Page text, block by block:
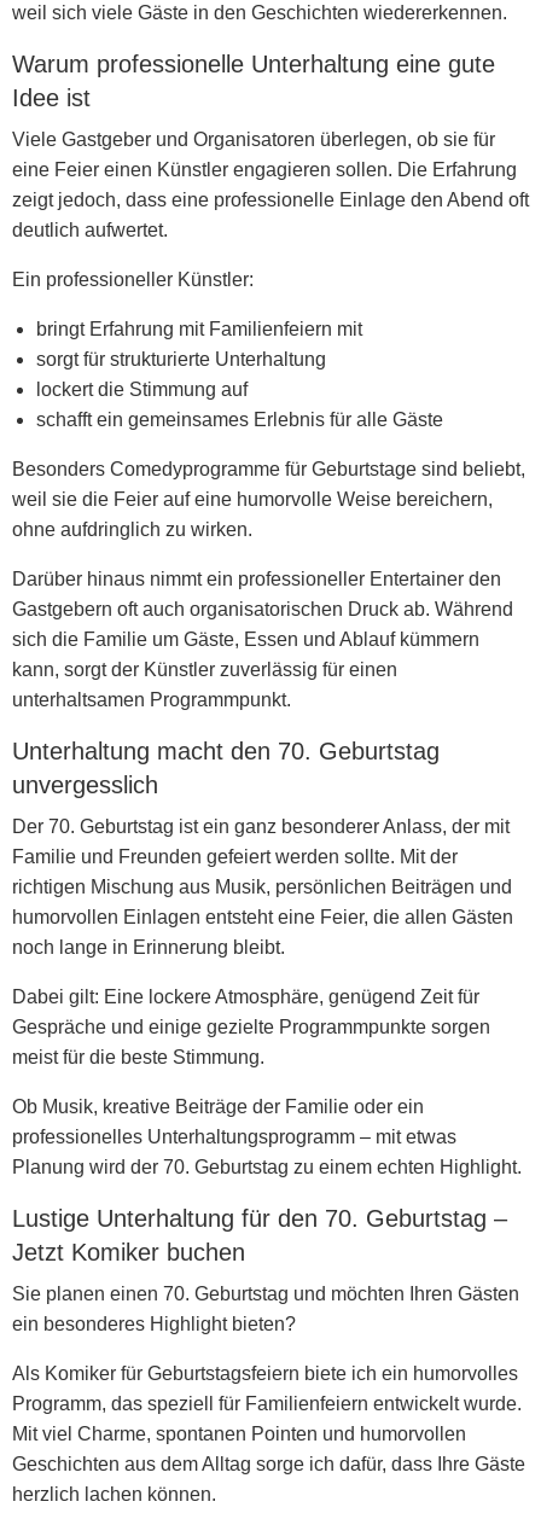
weil sich viele Gäste in den Geschichten wiedererkennen.
Warum professionelle Unterhaltung eine gute
Idee ist
Viele Gastgeber und Organisatoren überlegen, ob sie für
eine Feier einen Künstler engagieren sollen. Die Erfahrung
zeigt jedoch, dass eine professionelle Einlage den Abend oft
deutlich aufwertet.
Ein professioneller Künstler:
bringt Erfahrung mit Familienfeiern mit
sorgt für strukturierte Unterhaltung
lockert die Stimmung auf
schafft ein gemeinsames Erlebnis für alle Gäste
Besonders Comedyprogramme für Geburtstage sind beliebt,
weil sie die Feier auf eine humorvolle Weise bereichern,
ohne aufdringlich zu wirken.
Darüber hinaus nimmt ein professioneller Entertainer den
Gastgebern oft auch organisatorischen Druck ab. Während
sich die Familie um Gäste, Essen und Ablauf kümmern
kann, sorgt der Künstler zuverlässig für einen
unterhaltsamen Programmpunkt.
Unterhaltung macht den 70. Geburtstag
unvergesslich
Der 70. Geburtstag ist ein ganz besonderer Anlass, der mit
Familie und Freunden gefeiert werden sollte. Mit der
richtigen Mischung aus Musik, persönlichen Beiträgen und
humorvollen Einlagen entsteht eine Feier, die allen Gästen
noch lange in Erinnerung bleibt.
Dabei gilt: Eine lockere Atmosphäre, genügend Zeit für
Gespräche und einige gezielte Programmpunkte sorgen
meist für die beste Stimmung.
Ob Musik, kreative Beiträge der Familie oder ein
professionelles Unterhaltungsprogramm – mit etwas
Planung wird der 70. Geburtstag zu einem echten Highlight.
Lustige Unterhaltung für den 70. Geburtstag –
Jetzt Komiker buchen
Sie planen einen 70. Geburtstag und möchten Ihren Gästen
ein besonderes Highlight bieten?
Als Komiker für Geburtstagsfeiern biete ich ein humorvolles
Programm, das speziell für Familienfeiern entwickelt wurde.
Mit viel Charme, spontanen Pointen und humorvollen
Geschichten aus dem Alltag sorge ich dafür, dass Ihre Gäste
herzlich lachen können.